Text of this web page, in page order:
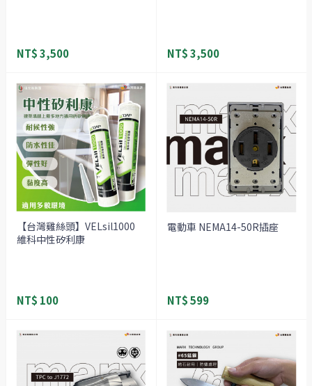
NT$ 3,500 NT$ 3,500
【台灣雞絲頭】VELsil1000
維科中性矽利康
NT$ 100
電動車 NEMA14-50R插座
NT$ 599